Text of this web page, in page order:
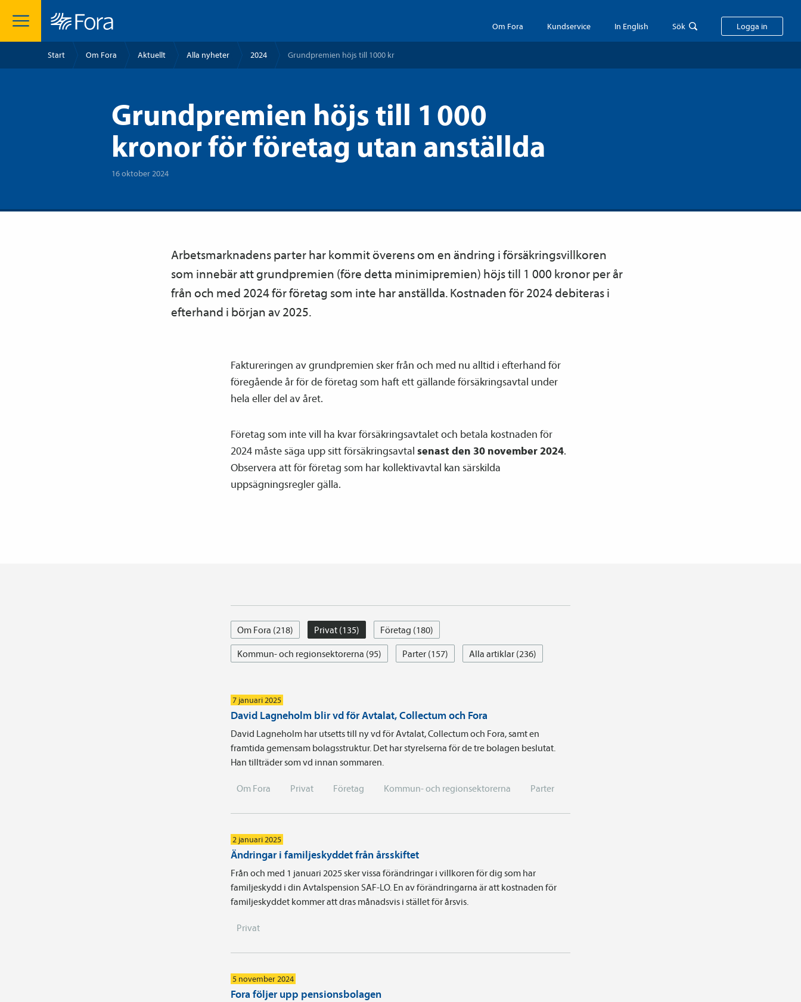
Om Fora Kundservice In English Sök Logga in
Start Om Fora Aktuellt Alla nyheter 2024 Grundpremien höjs till 1000 kr
Grundpremien höjs till 1 000
kronor för företag utan anställda
16 oktober 2024
Arbetsmarknadens parter har kommit överens om en ändring i försäkringsvillkoren
som innebär att grundpremien (före detta minimipremien) höjs till 1 000 kronor per år
från och med 2024 för företag som inte har anställda. Kostnaden för 2024 debiteras i
efterhand i början av 2025.
Faktureringen av grundpremien sker från och med nu alltid i efterhand för
föregående år för de företag som haft ett gällande försäkrings­avtal under
hela eller del av året.
Företag som inte vill ha kvar försäkrings­avtalet och betala kostnaden för
2024 måste säga upp sitt försäkrings­avtal senast den 30 november 2024.
Observera att för företag som har kollektiv­avtal kan särskilda
uppsägningsregler gälla.
Om Fora (218) Privat (135)
Företag (180)
Kommun- och regionsektorerna (95)
Parter (157) Alla artiklar (236)
7 januari 2025
David Lagneholm blir vd för Avtalat, Collectum och Fora
David Lagneholm har utsetts till ny vd för Avtalat, Collectum och Fora, samt en
framtida gemensam bolagsstruktur. Det har styrelserna för de tre bolagen beslutat.
Han tillträder som vd innan sommaren.
Om Fora Privat Företag Kommun- och regionsektorerna Parter
2 januari 2025
Ändringar i familjeskyddet från årsskiftet
Från och med 1 januari 2025 sker vissa förändringar i villkoren för dig som har
familjeskydd i din Avtalspension SAF-LO. En av förändringarna är att kostnaden för
familjeskyddet kommer att dras månadsvis i stället för årsvis.
Privat
5 november 2024
Fora följer upp pensionsbolagen